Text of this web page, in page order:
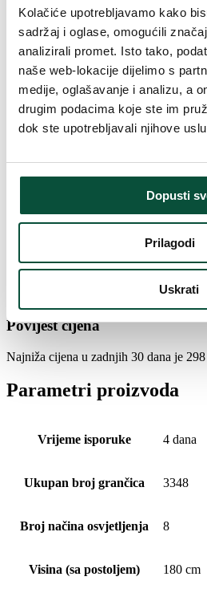
Kolačiće upotrebljavamo kako
sadržaj i oglase, omogućili
analizirali promet. Isto tako,
naše web-lokacije dijelimo s
medije, oglašavanje i analizu, a
drugim podacima koje ste im
dok ste upotrebljavali njihove
Dopusti
Prilagodi
Uskrati
Broj dijelova 3
Težina (brutto) 11,7
Postolje (uključeno u paket) Drveni
300
Toplo
Povijest cijena
Najniža cijena u zadnjih 30 dana je 298
Parametri proizvoda
Vrijeme isporuke 4 dana
Ukupan broj grančica 3348
Broj načina osvjetljenja 8
Visina (sa postoljem) 180 cm